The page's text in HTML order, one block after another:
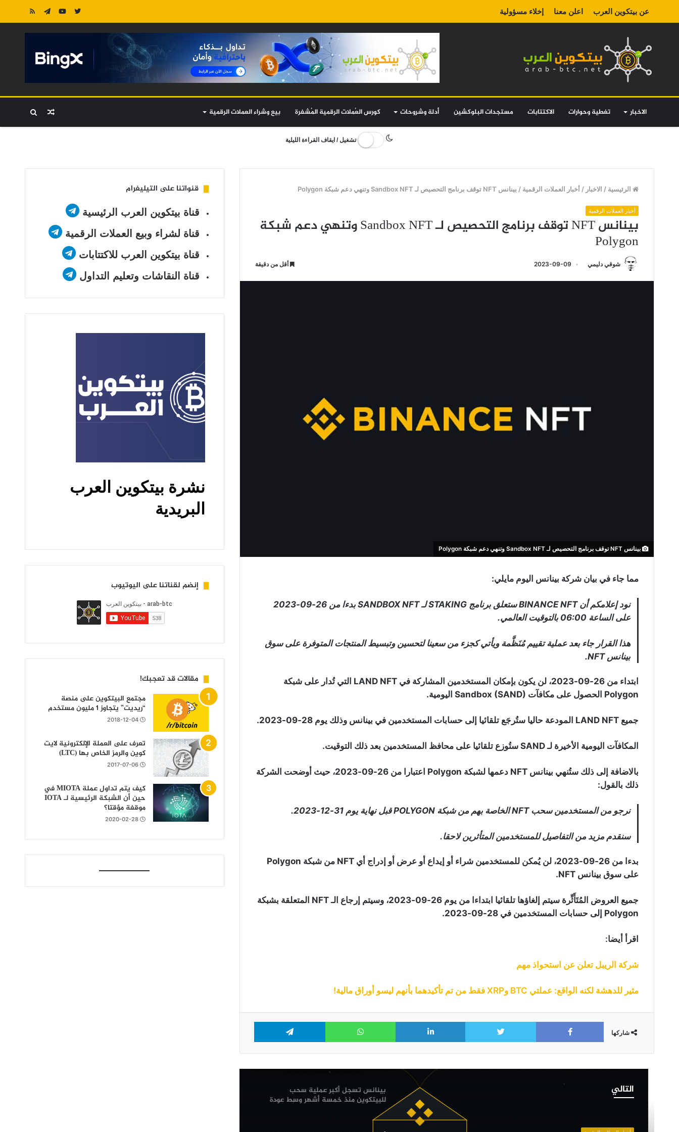
عن بيتكوين العرب اعلن معنا إخلاء مسؤولية
الاخبار تغطية وحوارات الاكتتابات مستجدات البلوكشين أدلة وشروحات كورس العُملات الرقمية المُشفرة بيع وشراء العملات الرقمية بحث مقال
تشغيل / ايقاف القراءة الليلية
الرئيسية / الاخبار / أخبار العملات الرقمية / بينانس NFT توقف برنامج التحصيص لـ Sandbox NFT وتنهي دعم شبكة Polygon
أخبار العملات الرقمية
بينانس NFT توقف برنامج التحصيص لـ Sandbox NFT وتنهي دعم شبكة
Polygon
شوقي دليمي 2023-09-09 أقل من دقيقة
بينانس NFT توقف برنامج التحصيص لـ Sandbox NFT وتنهي دعم شبكة Polygon
مما جاء في بيان شركة بينانس اليوم مايلي:
نود إعلامكم أن BINANCE NFT ستعلق برنامج STAKING لـ SANDBOX NFT بدءا من 26-09-2023
على الساعة 06:00 بالتوقيت العالمي.
هذا القرار جاء بعد عملية تقييم مُنَظَّمة ويأتي كجزء من سعينا لتحسين وتبسيط المنتجات المتوفرة على سوق
بينانس NFT.
ابتداء من 26-09-2023، لن يكون بإمكان المستخدمين المشاركة في LAND NFT التي تُدار على شبكة
Polygon الحصول على مكافآت Sandbox (SAND) اليومية.
جميع LAND NFT المودعة حاليا ستُرجَع تلقائيا إلى حسابات المستخدمين في بينانس وذلك يوم 28-09-2023.
المكافآت اليومية الأخيرة لـ SAND ستُوزع تلقائيا على محافظ المستخدمين بعد ذلك التوقيت.
بالاضافة إلى ذلك ستُنهي بينانس NFT دعمها لشبكة Polygon اعتبارا من 26-09-2023، حيث أوضحت الشركة
ذلك بالقول:
نرجو من المستخدمين سحب NFT الخاصة بهم من شبكة POLYGON قبل نهاية يوم 31-12-2023.
سنقدم مزيد من التفاصيل للمستخدمين المتأثرين لاحقا.
بدءا من 26-09-2023، لن يُمكن للمستخدمين شراء أو إيداع أو عرض أو إدراج أي NFT من شبكة Polygon
على سوق بينانس NFT.
جميع العروض المُتَأَثِّرة سيتم إلغاؤها تلقائيا ابتداءا من يوم 26-09-2023، وسيتم إرجاع الـ NFT المتعلقة بشبكة
Polygon إلى حسابات المستخدمين في 28-09-2023.
اقرأ أيضا:
شركة الريبل تعلن عن استحواذ مهم
مثير للدهشة لكنه الواقع: عملتي BTC وXRP فقط من تم تأكيدهما بأنهم ليسو أوراق مالية!
شاركها
Facebook
Twitter
LinkedIn
WhatsApp
Telegram
التالي
أخبار العملات الرقمية
بينانس تقاضي مؤسسي “RedotPay” في
470 مليون دولار
مؤسس “F2Pool” ينقل الملايين من
العملات الرقمية إلى بينانس: هل يستعد
بينانس تضيف 3 عملات رقمية إلى قائمة
بينانس تسجل أكبر عملية سحب
للبيتكوين منذ خمسة أشهر وسط عودة
أربع إعلانات مهمة من بينانس تخص عملة
بينانس تضيف 3 عملات رقمية إلى قائمة
المراقبة تمهيدا لاحتمال شطبها
بينانس تسجل أكبر عملية سحب
للبيتكوين منذ خمسة أشهر وسط عودة
قوية للطلب: التفاصيل
قنواتنا على التيليغرام
قناة بيتكوين العرب الرئيسية
قناة لشراء وبيع العملات الرقمية
قناة بيتكوين العرب للاكتتابات
قناة النقاشات وتعليم التداول
إنضم لقناتنا على اليوتيوب
مقالات قد تعجبك!
مجتمع البيتكوين على منصة
“ريديت” يتجاوز 1 مليون مستخدم
2018-12-04
تعرف على العملة الإلكترونية لايت
كوين والرمز الخاص بها (LTC)
2017-07-06
كيف يتم تداول عملة MIOTA في
حين أن الشبكة الرئيسية لـ IOTA
موقفة مؤقتا؟
2020-02-28